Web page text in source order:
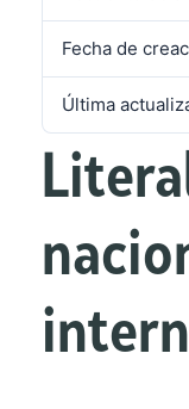
Fecha de
Última